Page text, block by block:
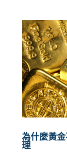
為什麼黃
理